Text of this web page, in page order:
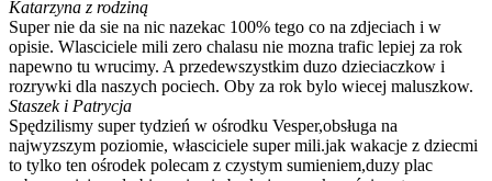
Katarzyna z rodziną
Super nie da sie na nic nazekac 100% tego co na zdjeciach i w
opisie. Wlasciciele mili zero chalasu nie mozna trafic lepiej za rok
napewno tu wrucimy. A przedewszystkim duzo dzieciaczkow i
rozrywki dla naszych pociech. Oby za rok bylo wiecej maluszkow.
Staszek i Patrycja
Spędzilismy super tydzień w ośrodku Vesper,obsługa na
najwyzszym poziomie, własciciele super mili.jak wakacje z dziecmi
to tylko ten ośrodek polecam z czystym sumieniem,duzy plac